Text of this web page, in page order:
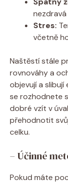
Stres:
včetně
Naštěstí stále
rovnováhy a
objevují a
se rozhodnete
dobré vzít v
přehodnotit
celku.
– Účinné
Pokud máte